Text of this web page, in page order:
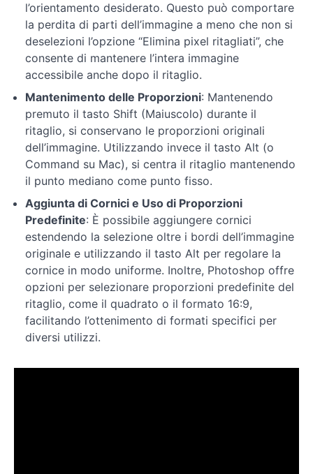
delle
immagini
di
editing
avanzate
l’orientamento desiderato. Questo può comportare
la perdita di parti dell’immagine a meno che non si
deselezioni l’opzione “Elimina pixel ritagliati”, che
consente di mantenere l’intera immagine
accessibile anche dopo il ritaglio.
Mantenimento delle Proporzioni: Mantenendo
premuto il tasto Shift (Maiuscolo) durante il
ritaglio, si conservano le proporzioni originali
dell’immagine. Utilizzando invece il tasto Alt (o
Command su Mac), si centra il ritaglio mantenendo
il punto mediano come punto fisso.
Aggiunta di Cornici e Uso di Proporzioni
Predefinite: È possibile aggiungere cornici
estendendo la selezione oltre i bordi dell’immagine
originale e utilizzando il tasto Alt per regolare la
cornice in modo uniforme. Inoltre, Photoshop offre
opzioni per selezionare proporzioni predefinite del
ritaglio, come il quadrato o il formato 16:9,
facilitando l’ottenimento di formati specifici per
diversi utilizzi.